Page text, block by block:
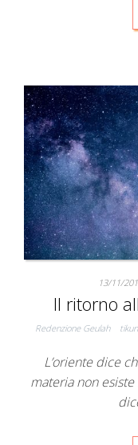
13/11/
Il ritorno
Redenzione Geulah tikun
L’oriente dice
materia non